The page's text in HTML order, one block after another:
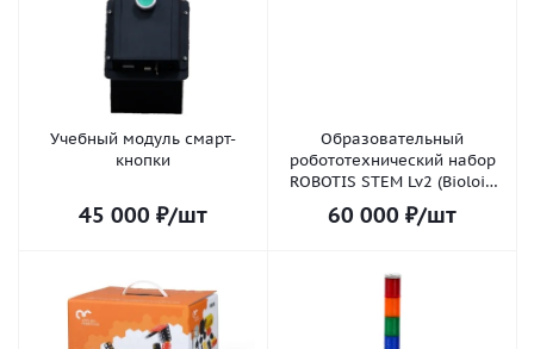
Учебный модуль смарт-
кнопки
45 000 ₽/шт
Образовательный
робототехнический набор
ROBOTIS STEM Lv2 (Bioloid
STEM Expansion)
60 000 ₽/шт